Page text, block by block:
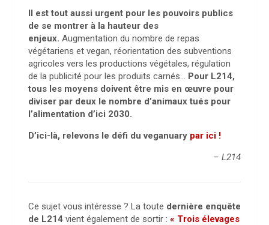
Il est tout aussi urgent pour les pouvoirs publics
de se montrer à la hauteur des
enjeux. Augmentation du nombre de repas
végétariens et vegan, réorientation des subventions
agricoles vers les productions végétales, régulation
de la publicité pour les produits carnés… Pour L214,
tous les moyens doivent être mis en œuvre pour
diviser par deux le nombre d’animaux tués pour
l’alimentation d’ici 2030.
D’ici-là, relevons le défi du veganuary par ici !
– L214
Ce sujet vous intéresse ? La toute dernière enquête
de L214 vient également de sortir : « Trois élevages